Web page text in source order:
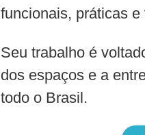
funcionais, práticas e
Seu trabalho é
dos espaços e a
todo o Brasil.